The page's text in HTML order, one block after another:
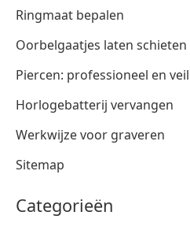
Ringmaat bepalen
Oorbelgaatjes laten
Piercen: professioneel en
Horlogebatterij vervangen
Werkwijze voor graveren
Sitemap
Categorieën